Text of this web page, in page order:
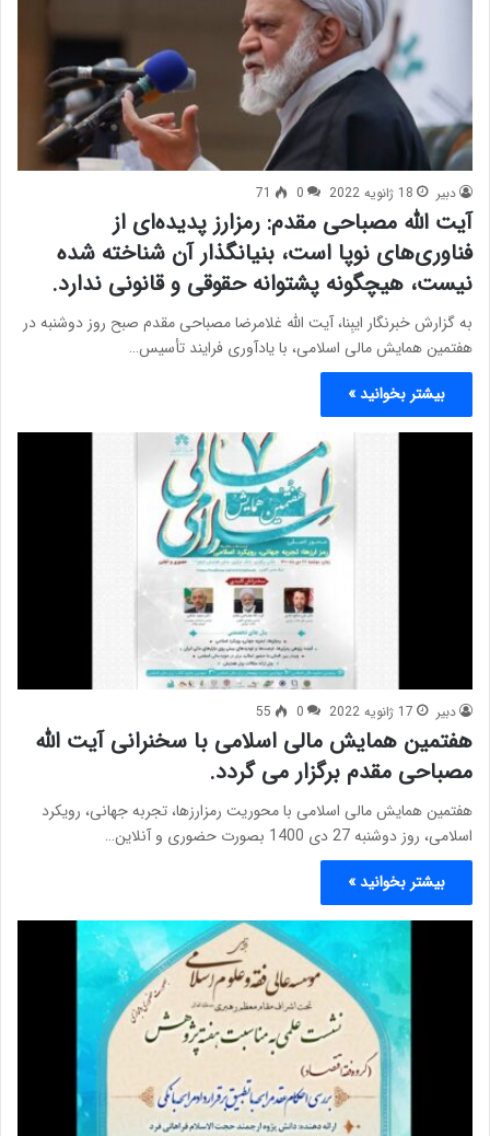
دبیر 18 ژانویه 2022 0
71
آیت الله مصباحی مقدم: رمزارز پدیده‌ای از
فناوری‌های نوپا است، بنیانگذار آن شناخته شده
نیست، هیچگونه پشتوانه حقوقی و قانونی ندارد.
به گزارش خبرنگار ایبِنا، آیت الله غلامرضا مصباحی مقدم صبح روز دوشنبه در
هفتمین همایش مالی اسلامی، با یادآوری فرایند تأسیس…
بیشتر بخوانید »
دبیر 17 ژانویه 2022 0
55
هفتمین همایش مالی اسلامی با سخنرانی آیت الله
مصباحی مقدم برگزار می گردد.
هفتمین همایش مالی اسلامی با محوریت رمزارزها، تجربه جهانی، رویکرد
اسلامی، روز دوشنبه 27 دی 1400 بصورت حضوری و آنلاین…
بیشتر بخوانید »